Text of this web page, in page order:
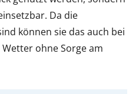
Da die
können sie das auch bei
ohne Sorge am